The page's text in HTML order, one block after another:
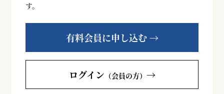
す。
有料会員に申し込む →
ログイン （会員の方） →